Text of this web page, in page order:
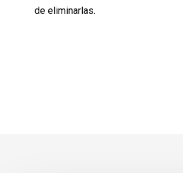
de eliminarlas.